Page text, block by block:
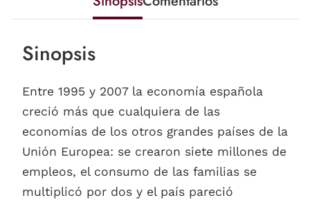
Sinopsis
Entre 1995 y 2007 la economía española
creció más que cualquiera de las
economías de los otros grandes países de la
Unión Europea: se crearon siete millones de
empleos, el consumo de las familias se
multiplicó por dos y el país pareció